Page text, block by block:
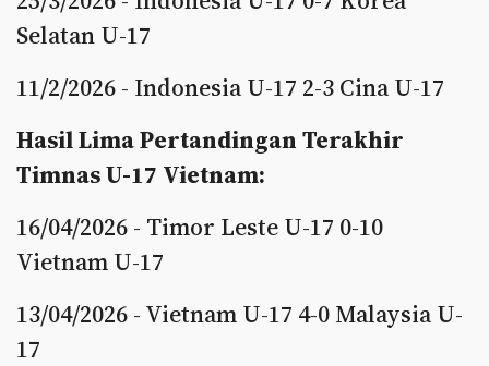
Selatan U-17
11/2/2026 - Indonesia U-17 2-3 Cina U-17
Hasil Lima Pertandingan Terakhir
Timnas U-17 Vietnam:
16/04/2026 - Timor Leste U-17 0-10
Vietnam U-17
13/04/2026 - Vietnam U-17 4-0 Malaysia U-
17